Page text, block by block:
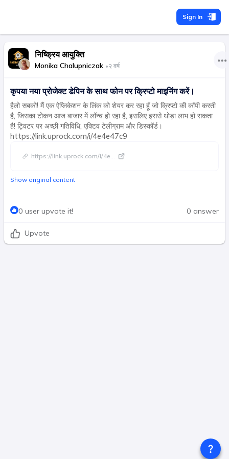
Sign In
निष्क्रिय आयुक्ति
Monika Chalupniczak •२ वर्ष
कृपया नया प्रोजेक्ट डेपिन के साथ फोन पर क्रिप्टो माइनिंग करें।
हैलो सबको! मैं एक ऐप्लिकेशन के लिंक को शेयर कर रहा हूँ जो क्रिप्टो की कॉपी करती
है, जिसका टोकन आज बाजार में लॉन्च हो रहा है, इसलिए इससे थोड़ा लाभ हो सकता
है! ट्विटर पर अच्छी गतिविधि, एक्टिव टेलीग्राम और डिस्कॉर्ड।
https://link.uprock.com/i/4e4e47c9
https://link.uprock.com/i/4e...
Show original content
0 user upvote it! 0 answer
Upvote